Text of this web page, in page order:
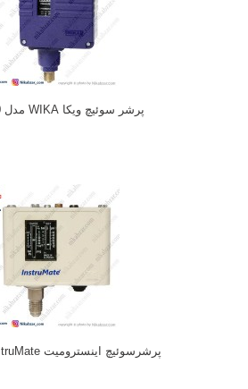
پرشر سوئیچ ویکا WIKA مدل PSM-550
پرشرسوئیچ اینسترومیت InstruMate مدل KP1